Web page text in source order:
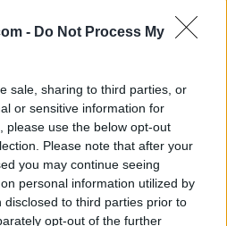
- Do Not Process My
sale, sharing to third parties, or
or sensitive information for
please use the below opt-out
Please note that after your
you may continue seeing
personal information utilized by
to third parties prior to
opt-out of the further